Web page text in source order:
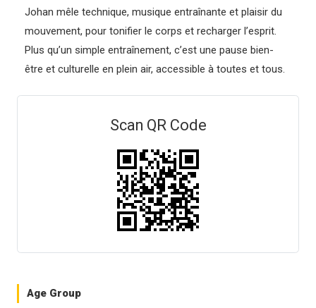
Johan mêle technique, musique entraînante et plaisir du
mouvement, pour tonifier le corps et recharger l’esprit.
Plus qu’un simple entraînement, c’est une pause bien-
être et culturelle en plein air, accessible à toutes et tous.
Scan QR Code
Age Group